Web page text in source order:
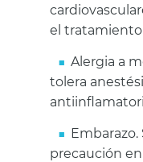
el
Alergia a
tolera
Embarazo.
precaución